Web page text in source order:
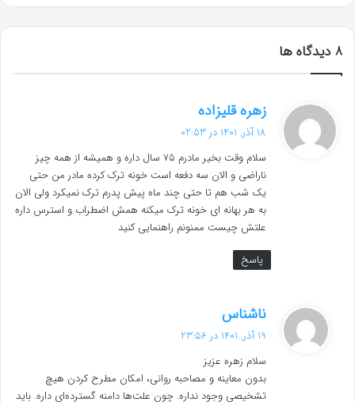
‫8 دیدگاه ها
زهره قلیزاده
ف
:
18 آذر, 1401 در 02:53
سلام وقت بخیر مادرم ۷۵ سال داره و همیشه از همه چیز
ناراضی و الان سه دفعه است خونه ترک کرده مادر من حتی
یک شب هم تا حتی چند ماه پیش پدرم ترک نمیکرد ولی الان
به هر بهانه ای خونه ترک میکنه همش اضطراب و استرس داره
علتش چیست ممنونم راهنمایی کنید
پاسخ
ناشناس
:
19 آذر, 1401 در 23:56
سلام زهره عزیز
بدون معاینه و مصاحبه روانی، امکان مطرح کردن هیچ
تشخیصی وجود نداره. چون علت‌ها دامنه گسترده‌ای داره. باید